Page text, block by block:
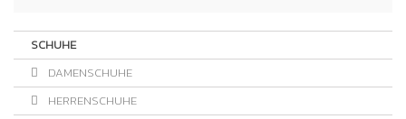
SCHUHE
DAMENSCHUHE
HERRENSCHUHE